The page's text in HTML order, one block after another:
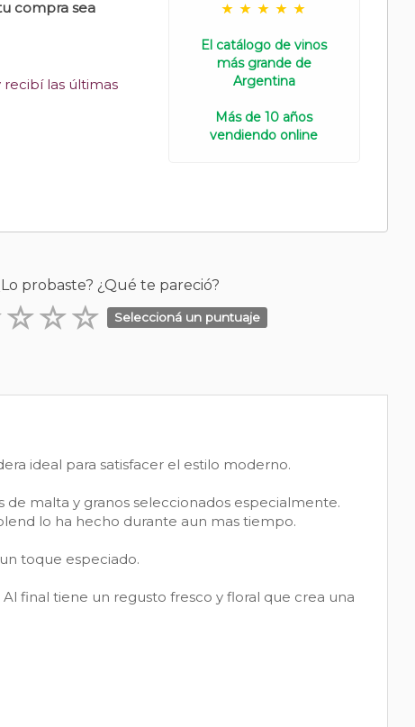
compra sea
las últimas
El catálogo de vinos
más grande de
Argentina
Más de 10 años
vendiendo online
probaste? ¿Qué te pareció?
Seleccioná un puntuaje
ideal para satisfacer el estilo moderno.
malta y granos seleccionados especialmente.
lo ha hecho durante aun mas tiempo.
toque especiado.
final tiene un regusto fresco y floral que crea una